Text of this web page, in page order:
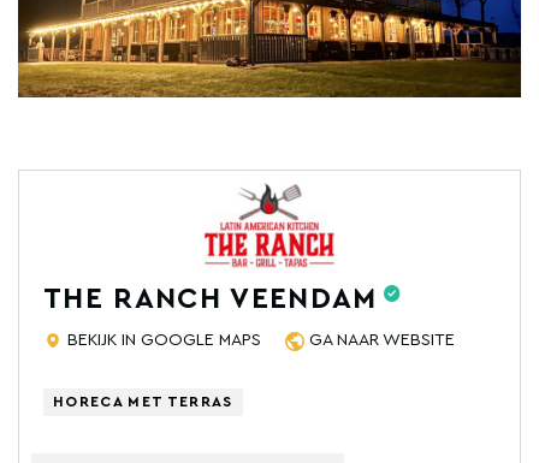
THE RANCH VEENDAM
BEKIJK IN GOOGLE MAPS GA NAAR WEBSITE
HORECA MET TERRAS